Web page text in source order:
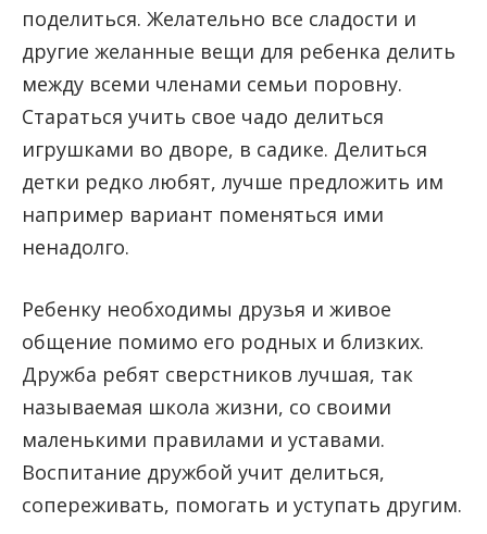
поделиться. Желательно все сладости и
другие желанные вещи для ребенка делить
между всеми членами семьи поровну.
Стараться учить свое чадо делиться
игрушками во дворе, в садике. Делиться
детки редко любят, лучше предложить им
например вариант поменяться ими
ненадолго.
Ребенку необходимы друзья и живое
общение помимо его родных и близких.
Дружба ребят сверстников лучшая, так
называемая школа жизни, со своими
маленькими правилами и уставами.
Воспитание дружбой учит делиться,
сопереживать, помогать и уступать другим.